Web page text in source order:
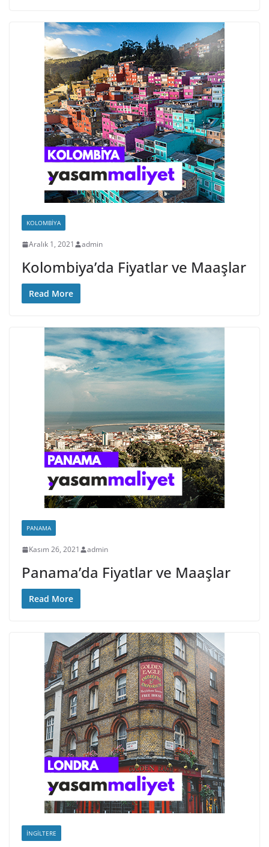
KOLOMBIYA
Aralık 1, 2021 admin
Kolombiya’da Fiyatlar ve Maaşlar
Read More
PANAMA
Kasım 26, 2021 admin
Panama’da Fiyatlar ve Maaşlar
Read More
İNGILTERE